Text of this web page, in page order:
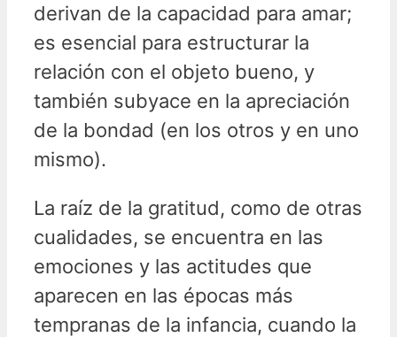
derivan de la capacidad para amar;
es esencial para estructurar la
relación con el objeto bueno, y
también subyace en la apreciación
de la bondad (en los otros y en uno
mismo).
La raíz de la gratitud, como de otras
cualidades, se encuentra en las
emociones y las actitudes que
aparecen en las épocas más
tempranas de la infancia, cuando la